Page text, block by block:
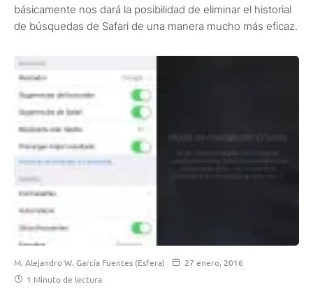
básicamente nos dará la posibilidad de eliminar el historial
de búsquedas de Safari de una manera mucho más eficaz.
M. Alejandro W. García Fuentes (Esfera)
27 enero, 2016
1 Minuto de lectura